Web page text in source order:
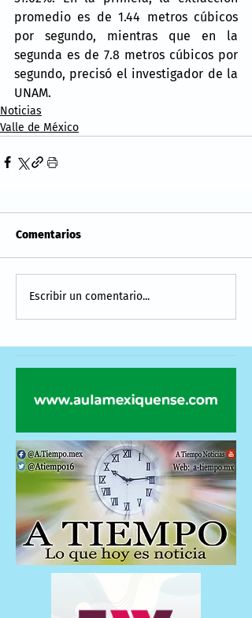
promedio es de 1.44 metros cúbicos
por segundo, mientras que en la
segunda es de 7.8 metros cúbicos por
segundo, precisó el investigador de la
UNAM.
Noticias
Valle de México
Comentarios
Escribir un comentario...